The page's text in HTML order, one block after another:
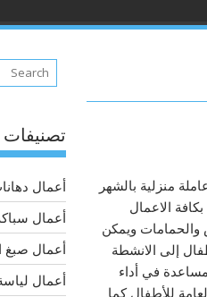
منزلية بالشهر
الاعمال
والحمامات ويمكن
إلى الانشطة
في أداء
للأطفال كما
تصنيفات
أعمال
أعمال
أعمال صبغ
أعمال